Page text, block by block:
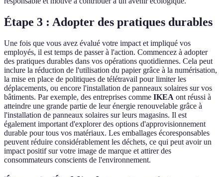
Étape 3 : Adopter des pratiques durables
Une fois que vous avez évalué votre impact et impliqué vos
employés, il est temps de passer à l'action. Commencez à adopter
des pratiques durables dans vos opérations quotidiennes. Cela peut
inclure la réduction de l'utilisation du papier grâce à la numérisation,
la mise en place de politiques de télétravail pour limiter les
déplacements, ou encore l'installation de panneaux solaires sur vos
bâtiments. Par exemple, des entreprises comme IKEA ont réussi à
atteindre une grande partie de leur énergie renouvelable grâce à
l'installation de panneaux solaires sur leurs magasins. Il est
également important d'explorer des options d'approvisionnement
durable pour tous vos matériaux. Les emballages écoresponsables
peuvent réduire considérablement les déchets, ce qui peut avoir un
impact positif sur votre image de marque et attirer des
consommateurs conscients de l'environnement.